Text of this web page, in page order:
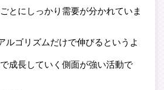
とにしっかり需要が分かれていま
ルゴリズムだけで伸びるというよ
成長していく側面が強い活動で